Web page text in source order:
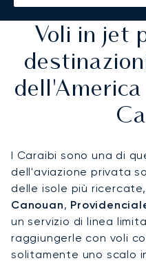
Voli in jet
I Caraibi sono una di
dell'aviazione privata
delle isole più
Canouan,
un servizio di linea
raggiungerle con voli
solitamente uno scalo